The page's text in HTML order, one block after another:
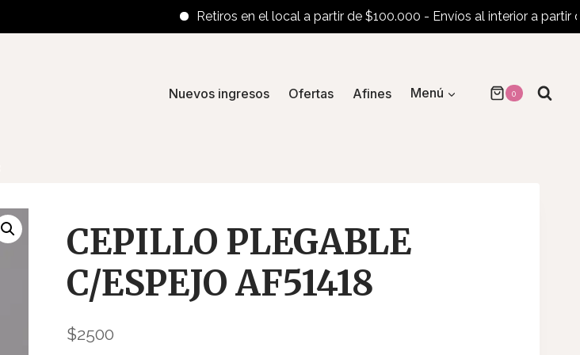
Retiros en el local a partir de $100.000 - Envíos al interior a partir de
Nuevos ingresos Ofertas Afines Menú 0
CEPILLO PLEGABLE
C/ESPEJO AF51418
$2500